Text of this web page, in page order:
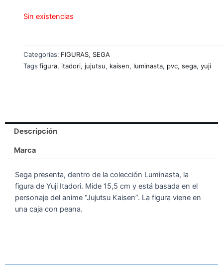
Sin existencias
Categorías: FIGURAS, SEGA
Tags figura, itadori, jujutsu, kaisen, luminasta, pvc, sega, yuji
Descripción
Marca
Sega presenta, dentro de la colección Luminasta, la
figura de Yuji Itadori. Mide 15,5 cm y está basada en el
personaje del anime “Jujutsu Kaisen”. La figura viene en
una caja con peana.